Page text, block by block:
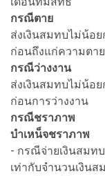
กรณีตาย
ส่งเงินสมทบไม่น้อย
ก่อนถึงแก่ความตาย
กรณีว่างงาน
ส่งเงินสมทบไม่น้อย
ก่อนการว่างงาน
กรณีชราภาพ
บำเหน็จชราภาพ
- กรณีจ่ายเงินสมทบ
เท่ากับจำนวนเงิน